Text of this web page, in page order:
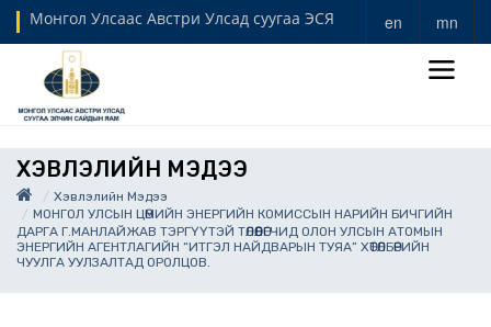
Монгол Улсаас Австри Улсад суугаа ЭСЯ en mn
ХЭВЛЭЛИЙН МЭДЭЭ
Хэвлэлийн Мэдээ
МОНГОЛ УЛСЫН ЦӨМИЙН ЭНЕРГИЙН КОМИССЫН НАРИЙН БИЧГИЙН
ДАРГА Г.МАНЛАЙЖАВ ТЭРГҮҮТЭЙ ТӨЛӨӨЛӨГЧИД ОЛОН УЛСЫН АТОМЫН
ЭНЕРГИЙН АГЕНТЛАГИЙН “ИТГЭЛ НАЙДВАРЫН ТУЯА” ХӨТӨЛБӨРИЙН
ЧУУЛГА УУЛЗАЛТАД ОРОЛЦОВ.